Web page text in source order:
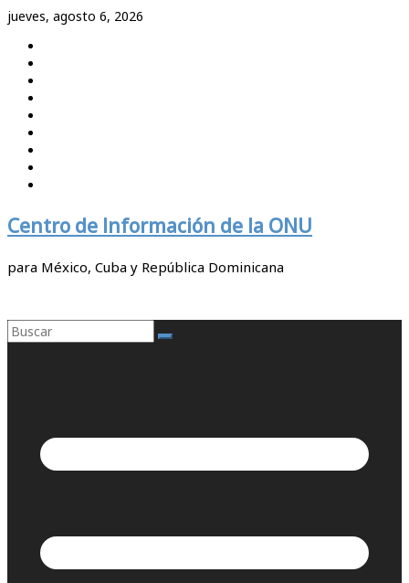
Saltar
contenido
jueves, agosto 6, 2026
Centro de Información de la ONU
para México, Cuba y República Dominicana